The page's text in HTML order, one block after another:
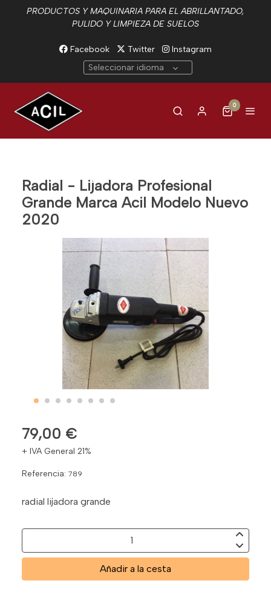
PRODUCTOS Y MAQUINARIA PARA EL ABRILLANTADO,
PULIDO Y LIMPIEZA DE SUELOS
Facebook Twitter
Instagram
Seleccionar idioma
0
Radial - Lijadora Profesional
Grande Marca Acil Modelo Nuevo
2020
79,00 €
+ IVA General 21%
Referencia: 789
radial lijadora grande
Añadir a la cesta